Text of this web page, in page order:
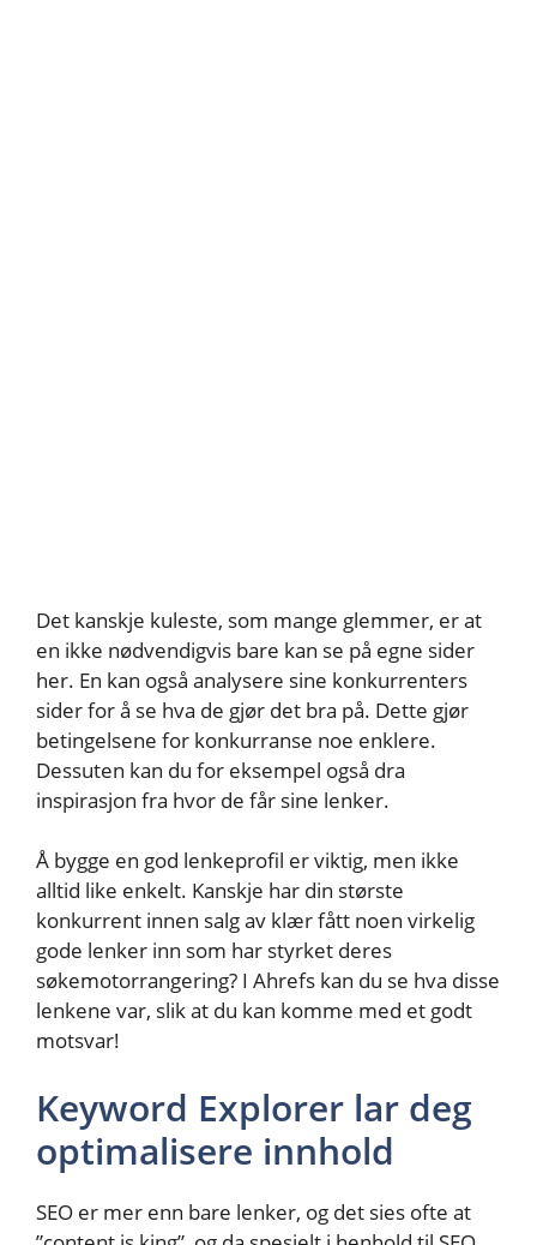
Det kanskje kuleste, som mange glemmer, er at
en ikke nødvendigvis bare kan se på egne sider
her. En kan også analysere sine konkurrenters
sider for å se hva de gjør det bra på. Dette gjør
betingelsene for konkurranse noe enklere.
Dessuten kan du for eksempel også dra
inspirasjon fra hvor de får sine lenker.
Å bygge en god lenkeprofil er viktig, men ikke
alltid like enkelt. Kanskje har din største
konkurrent innen salg av klær fått noen virkelig
gode lenker inn som har styrket deres
søkemotorrangering? I Ahrefs kan du se hva disse
lenkene var, slik at du kan komme med et godt
motsvar!
Keyword Explorer lar deg
optimalisere innhold
SEO er mer enn bare lenker, og det sies ofte at